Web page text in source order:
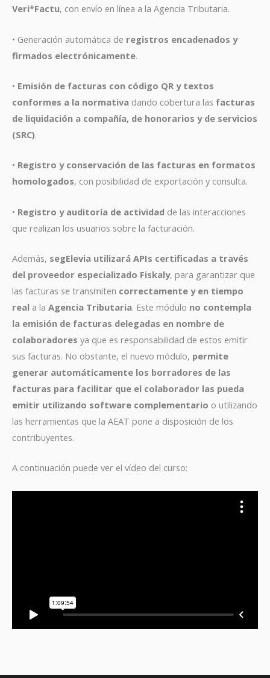
Veri*Factu, con envío en línea a la Agencia Tributaria.
• Generación automática de registros encadenados y
firmados electrónicamente.
• Emisión de facturas con código QR y textos
conformes a la normativa dando cobertura las facturas
de liquidación a compañía, de honorarios y de servicios
(SRC).
• Registro y conservación de las facturas en formatos
homologados, con posibilidad de exportación y consulta.
• Registro y auditoría de actividad de las interacciones
que realizan los usuarios sobre la facturación.
Además, segElevia utilizará APIs certificadas a través
del proveedor especializado Fiskaly, para garantizar que
las facturas se transmiten correctamente y en tiempo
real a la Agencia Tributaria. Este módulo no contempla
la emisión de facturas delegadas en nombre de
colaboradores ya que es responsabilidad de estos emitir
sus facturas. No obstante, el nuevo módulo, permite
generar automáticamente los borradores de las
facturas para facilitar que el colaborador las pueda
emitir utilizando software complementario o utilizando
las herramientas que la AEAT pone a disposición de los
contribuyentes.
A continuación puede ver el vídeo del curso: